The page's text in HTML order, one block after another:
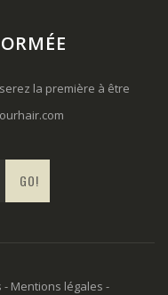
la première à être
GO!
- Mentions légales -